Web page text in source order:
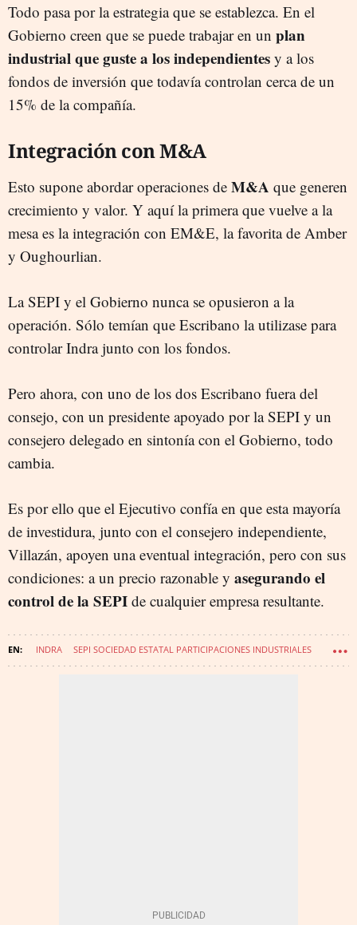
Todo pasa por la estrategia que se establezca. En el
Gobierno creen que se puede trabajar en un plan
industrial que guste a los independientes y a los
fondos de inversión que todavía controlan cerca de un
15% de la compañía.
Integración con M&A
Esto supone abordar operaciones de M&A que generen
crecimiento y valor. Y aquí la primera que vuelve a la
mesa es la integración con EM&E, la favorita de Amber
y Oughourlian.
La SEPI y el Gobierno nunca se opusieron a la
operación. Sólo temían que Escribano la utilizase para
controlar Indra junto con los fondos.
Pero ahora, con uno de los dos Escribano fuera del
consejo, con un presidente apoyado por la SEPI y un
consejero delegado en sintonía con el Gobierno, todo
cambia.
Es por ello que el Ejecutivo confía en que esta mayoría
de investidura, junto con el consejero independiente,
Villazán, apoyen una eventual integración, pero con sus
condiciones: a un precio razonable y asegurando el
control de la SEPI de cualquier empresa resultante.
INDRA SEPI SOCIEDAD ESTATAL PARTICIPACIONES INDUSTRIALES